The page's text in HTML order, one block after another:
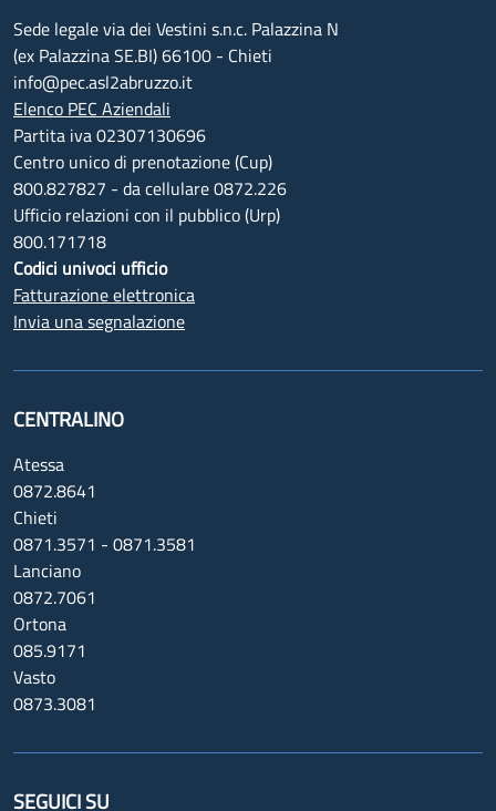
Sede legale via dei Vestini s.n.c. Palazzina N
(ex Palazzina SE.BI) 66100 - Chieti
info@pec.asl2abruzzo.it
Elenco PEC Aziendali
Partita iva 02307130696
Centro unico di prenotazione (Cup)
800.827827 - da cellulare 0872.226
Ufficio relazioni con il pubblico (Urp)
800.171718
Codici univoci ufficio
Fatturazione elettronica
Invia una segnalazione
CENTRALINO
Atessa
0872.8641
Chieti
0871.3571 - 0871.3581
Lanciano
0872.7061
Ortona
085.9171
Vasto
0873.3081
SEGUICI SU